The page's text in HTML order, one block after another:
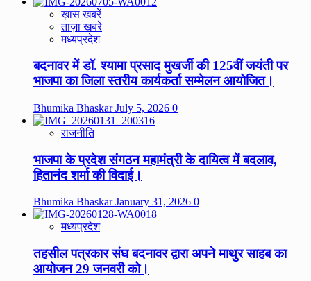
ख़ास खबरें
ताज़ा खबरे
मध्यप्रदेश
बदनावर में डॉ. श्यामा प्रसाद मुखर्जी की 125वीं जयंती पर
भाजपा का जिला स्तरीय कार्यकर्ता सम्मेलन आयोजित।
Bhumika BhaskarJuly 5, 2026 0
राजनीति
भाजपा के प्रदेश संगठन महामंत्री के दायित्व में बदलाव,
हितानंद शर्मा की विदाई।
Bhumika BhaskarJanuary 31, 2026 0
मध्यप्रदेश
तहसील पत्रकार संघ बदनावर द्वारा अपने माथुर साहब का
आयोजन 29 जनवरी को।